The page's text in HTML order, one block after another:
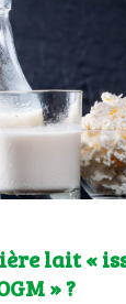
lait «
» ?